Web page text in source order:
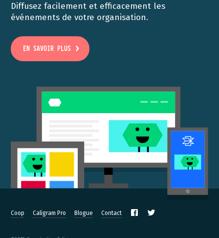
Diffusez facilement et efficacement les
événements de votre organisation.
EN SAVOIR PLUS
Coop Caligram Pro Blogue Contact